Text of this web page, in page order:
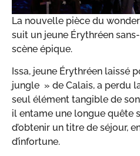
La nouvelle pièce du
suit un jeune Érythréen
scène épique.
Issa, jeune Érythréen laissé
jungle » de Calais, a perdu
seul élément tangible de
il entame une longue quête
d’obtenir un titre de séjour,
d’infortune.